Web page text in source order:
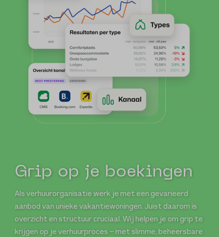
Grip op je boekingen
Als verhuurorganisatie werk je met een gevarieerd
aanbod van unieke vakantiewoningen. Juist daarom is
overzicht en structuur cruciaal. Wij helpen je om grip te
krijgen op je verhuurproces – met slimme, beheersbare